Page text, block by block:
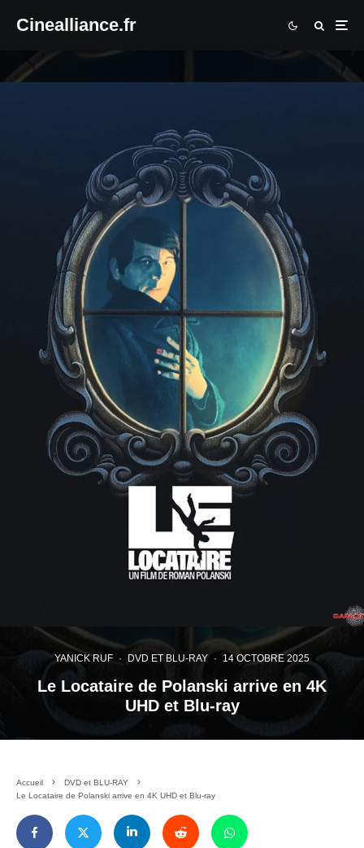
Cinealliance.fr
YANICK RUF · DVD ET BLU-RAY · 14 OCTOBRE 2025
Le Locataire de Polanski arrive en 4K
UHD et Blu-ray
Accueil
DVD et BLU-RAY
Le Locataire de Polanski arrive en 4K UHD et Blu-ray